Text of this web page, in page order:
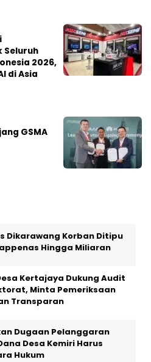
Seluruh
2026,
di Asia
GSMA
Dikarawang Korban Ditipu
Hingga Miliaran
Kertajaya Dukung Audit
Minta Pemeriksaan
Transparan
Dugaan Pelanggaran
Desa Kemiri Harus
Hukum